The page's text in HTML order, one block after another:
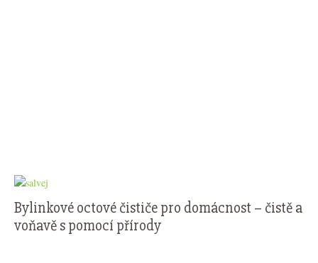
Bylinkové octové čističe pro domácnost – čistě a
voňavě s pomocí přírody